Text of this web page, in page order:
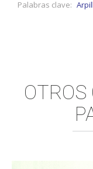
Palabras clave:
OTROS